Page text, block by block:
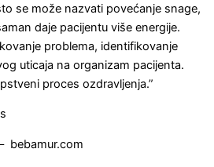
se može nazvati povećanje snage,
daje pacijentu više energije.
problema, identifikovanje
uticaja na organizam pacijenta.
proces ozdravljenja.”
bebamur.com